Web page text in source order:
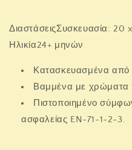
ΔιαστάσειςΣυσκευασία: 20
Ηλικία24+ μηνών
Κατασκευασμένα από
Βαμμένα με χρώματα
Πιστοποιημένο
ασφαλείας EN-71-1-2-3.